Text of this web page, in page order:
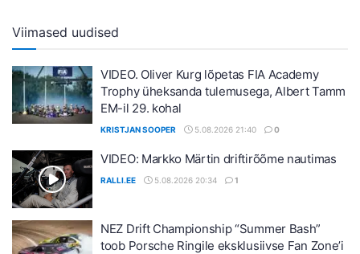
Viimased uudised
VIDEO. Oliver Kurg lõpetas FIA Academy
Trophy üheksanda tulemusega, Albert Tamm
EM-il 29. kohal
KRISTJAN SOOPER 5.08.2026 21:40 0
VIDEO: Markko Märtin driftirõõme nautimas
RALLI.EE 5.08.2026 20:34 1
NEZ Drift Championship “Summer Bash”
toob Porsche Ringile eksklusiivse Fan Zone’i